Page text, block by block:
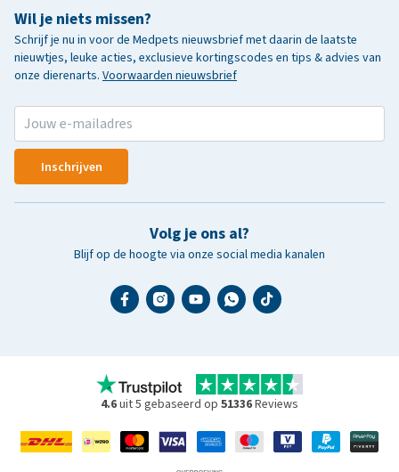
Wil je niets missen?
Schrijf je nu in voor de Medpets nieuwsbrief met daarin de laatste
nieuwtjes, leuke acties, exclusieve kortingscodes en tips & advies van
onze dierenarts. Voorwaarden nieuwsbrief
Inschrijven
Volg je ons al?
Blijf op de hoogte via onze social media kanalen
4.6uit 5 gebaseerd op 51336Reviews